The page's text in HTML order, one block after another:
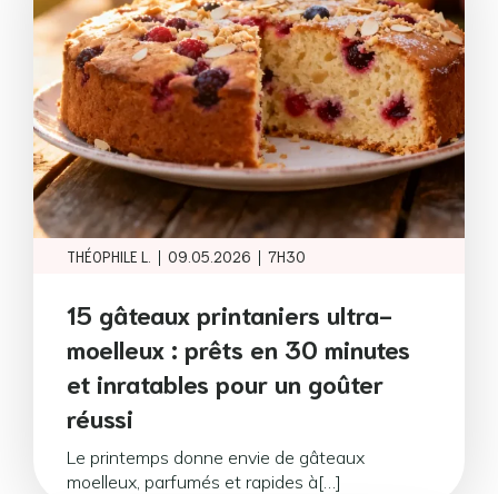
THÉOPHILE L. | 09.05.2026 | 7H30
15 gâteaux printaniers ultra-
moelleux : prêts en 30 minutes
et inratables pour un goûter
réussi
Le printemps donne envie de gâteaux
moelleux, parfumés et rapides à[…]